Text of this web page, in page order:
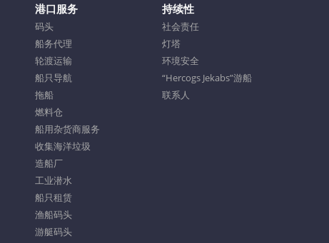
港口服务
码头
船务代理
轮渡运输
船只导航
拖船
燃料仓
船用杂货商服务
收集海洋垃圾
造船厂
工业潜水
船只租赁
渔船码头
游艇码头
持续性
社会责任
灯塔
环境安全
“Hercogs Jekabs”游船
联系人